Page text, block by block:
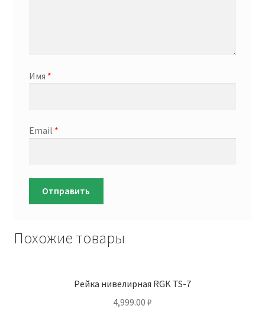
Имя *
Email *
Похожие товары
Рейка нивелирная RGK TS-7
4,999.00 ₽